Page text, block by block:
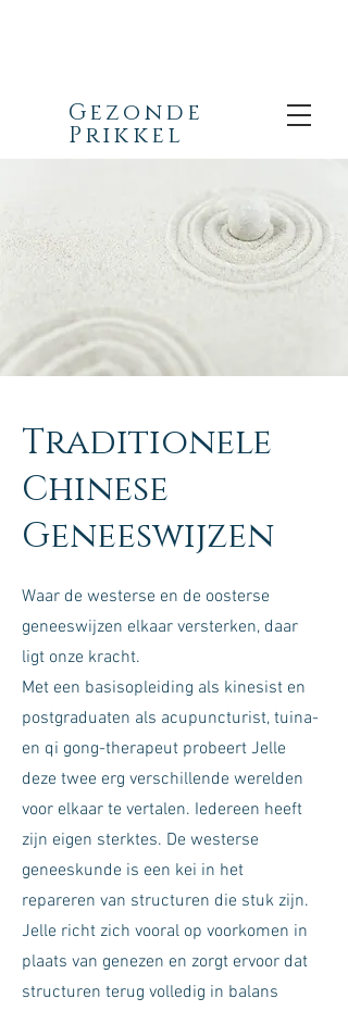
Gezonde
Prikkel
Traditionele
Chinese
Geneeswijzen
Waar de westerse en de oosterse
geneeswijzen elkaar versterken, daar
ligt onze kracht.
Met een basisopleiding als kinesist en
postgraduaten als acupuncturist, tuina-
en qi gong-therapeut probeert Jelle
deze twee erg verschillende werelden
voor elkaar te vertalen. Iedereen heeft
zijn eigen sterktes. De westerse
geneeskunde is een kei in het
repareren van structuren die stuk zijn.
Jelle richt zich vooral op voorkomen in
plaats van genezen en zorgt ervoor dat
structuren terug volledig in balans